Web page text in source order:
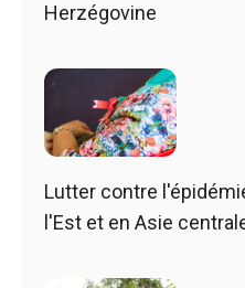
Herzégovine
Lutter contre
l'Est et en Asie